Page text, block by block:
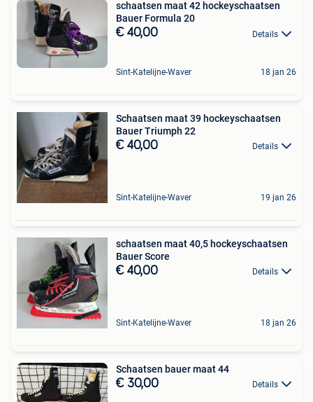
schaatsen maat 42 hockeyschaatsen
Bauer Formula 20
€ 40,00 Details
Sint-Katelijne-Waver 18 jan 26
Schaatsen maat 39 hockeyschaatsen
Bauer Triumph 22
€ 40,00 Details
Sint-Katelijne-Waver 19 jan 26
schaatsen maat 40,5 hockeyschaatsen
Bauer Score
€ 40,00 Details
Sint-Katelijne-Waver 18 jan 26
Schaatsen bauer maat 44
€ 30,00 Details